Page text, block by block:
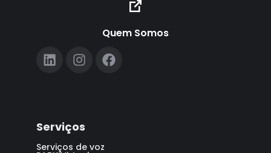
Quem Somos
Serviços
Serviços de voz